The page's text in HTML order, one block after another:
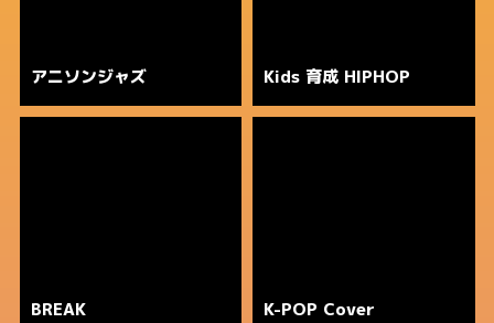
アニソンジャズ Kids 育成 HIPHOP
BREAK K-POP Cover